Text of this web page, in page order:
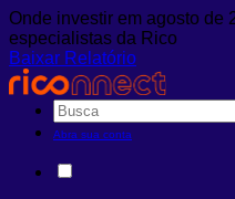
Onde investir em agosto de
especialistas da Rico
Baixar Relatório
Abra sua conta